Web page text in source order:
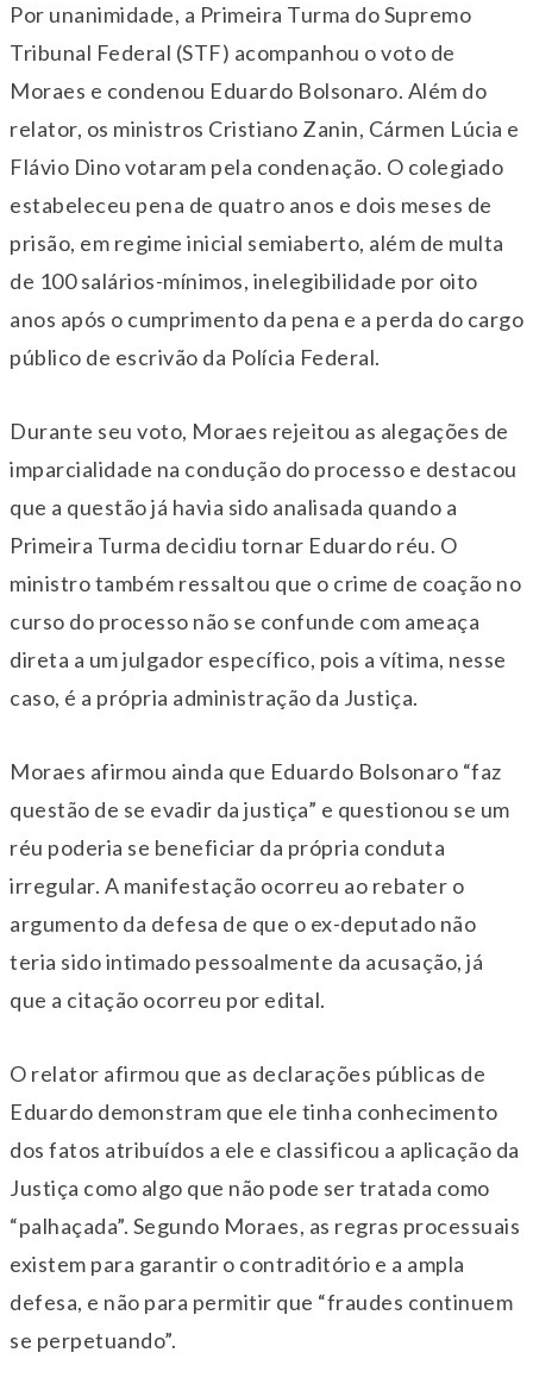
Por unanimidade, a Primeira Turma do Supremo
Tribunal Federal (STF) acompanhou o voto de
Moraes e condenou Eduardo Bolsonaro. Além do
relator, os ministros Cristiano Zanin, Cármen Lúcia e
Flávio Dino votaram pela condenação. O colegiado
estabeleceu pena de quatro anos e dois meses de
prisão, em regime inicial semiaberto, além de multa
de 100 salários-mínimos, inelegibilidade por oito
anos após o cumprimento da pena e a perda do cargo
público de escrivão da Polícia Federal.
Durante seu voto, Moraes rejeitou as alegações de
imparcialidade na condução do processo e destacou
que a questão já havia sido analisada quando a
Primeira Turma decidiu tornar Eduardo réu. O
ministro também ressaltou que o crime de coação no
curso do processo não se confunde com ameaça
direta a um julgador específico, pois a vítima, nesse
caso, é a própria administração da Justiça.
Moraes afirmou ainda que Eduardo Bolsonaro “faz
questão de se evadir da justiça” e questionou se um
réu poderia se beneficiar da própria conduta
irregular. A manifestação ocorreu ao rebater o
argumento da defesa de que o ex-deputado não
teria sido intimado pessoalmente da acusação, já
que a citação ocorreu por edital.
O relator afirmou que as declarações públicas de
Eduardo demonstram que ele tinha conhecimento
dos fatos atribuídos a ele e classificou a aplicação da
Justiça como algo que não pode ser tratada como
“palhaçada”. Segundo Moraes, as regras processuais
existem para garantir o contraditório e a ampla
defesa, e não para permitir que “fraudes continuem
se perpetuando”.